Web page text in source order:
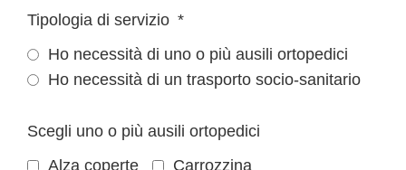
Tipologia di servizio
Ho necessità di uno o più ausili ortopedici
Ho necessità di un trasporto socio-sanitario
Scegli uno o più ausili ortopedici
Alza coperte
Carrozzina